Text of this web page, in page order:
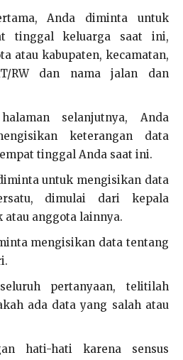
Anda diminta untuk
tinggal keluarga saat ini,
atau kabupaten, kecamatan,
RW dan nama jalan dan
selanjutnya, Anda
keterangan data
tinggal Anda saat ini.
untuk mengisikan data
dimulai dari kepala
anggota lainnya.
mengisikan data tentang
pertanyaan, telitilah
ada data yang salah atau
hati-hati karena sensus